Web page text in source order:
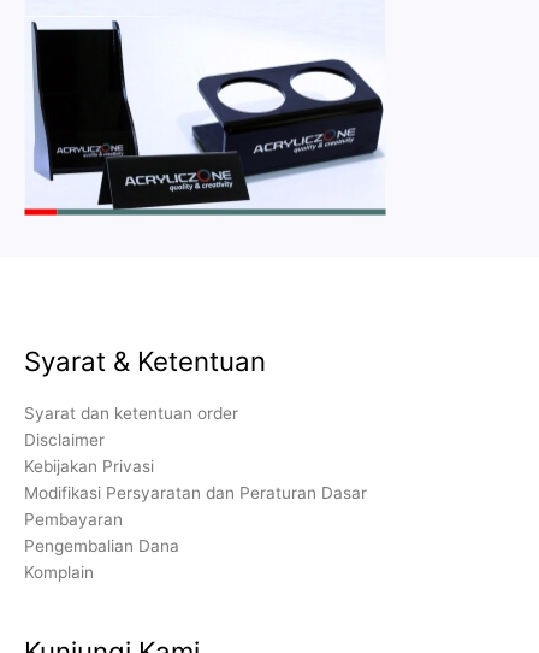
Syarat & Ketentuan
Syarat dan ketentuan order
Disclaimer
Kebijakan Privasi
Modifikasi Persyaratan dan Peraturan Dasar
Pembayaran
Pengembalian Dana
Komplain